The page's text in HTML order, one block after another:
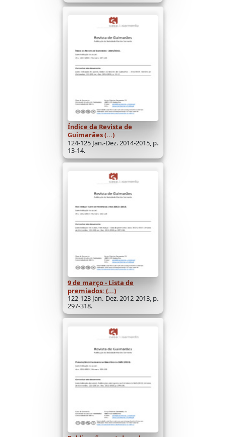
Índice da Revista de
Guimarães (...)
124-125 Jan.-Dez. 2014-2015, p.
13-14.
9 de março - Lista de
premiados: (...)
122-123 Jan.-Dez. 2012-2013, p.
297-318.